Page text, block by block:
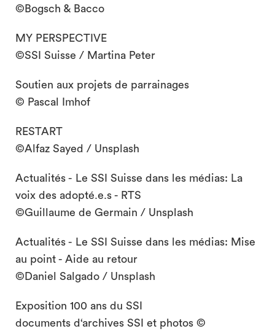
©Bogsch & Bacco
MY PERSPECTIVE
©SSI Suisse / Martina Peter
Soutien aux projets de parrainages
© Pascal Imhof
RESTART
©Alfaz Sayed / Unsplash
Actualités - Le SSI Suisse dans les médias: La
voix des adopté.e.s - RTS
©Guillaume de Germain / Unsplash
Actualités - Le SSI Suisse dans les médias: Mise
au point - Aide au retour
©Daniel Salgado / Unsplash
Exposition 100 ans du SSI
documents d‘archives SSI et photos ©